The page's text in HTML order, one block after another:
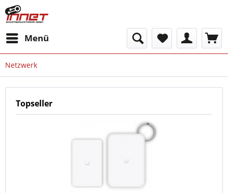
Menü
Netzwerk
Topseller